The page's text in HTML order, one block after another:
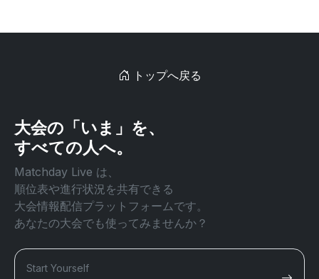
トップへ戻る
大会の「いま」を、
すべての人へ。
Matchday Live は、
順位表や進行状況を共有できる
大会情報配信プラットフォームです。
あなたの大会でも使ってみませんか？
Start Yourself